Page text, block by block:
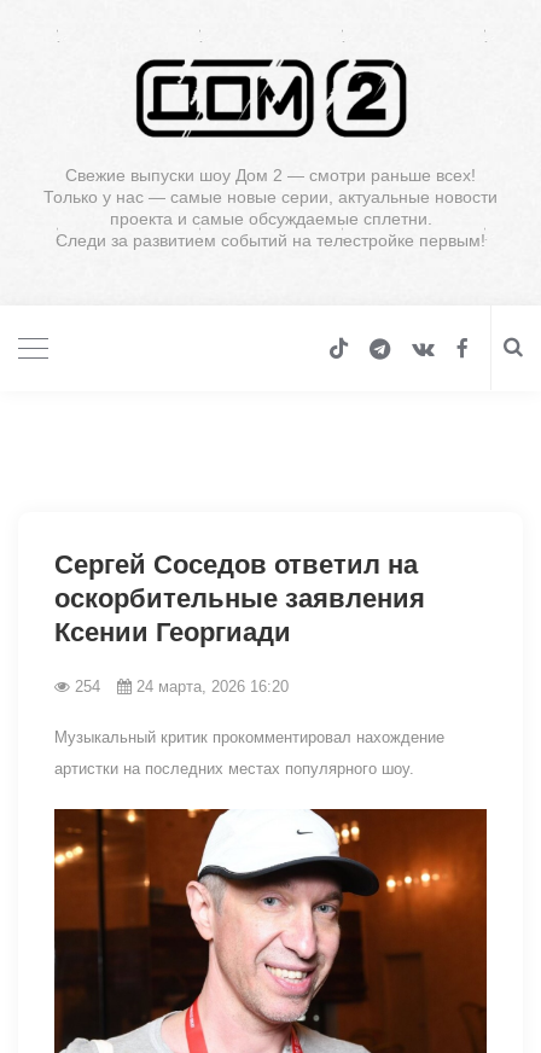
Свежие выпуски шоу Дом 2 — смотри раньше всех!
Только у нас — самые новые серии, актуальные новости
проекта и самые обсуждаемые сплетни.
Следи за развитием событий на телестройке первым!
Сергей Соседов ответил на
оскорбительные заявления
Ксении Георгиади
254 24 марта, 2026 16:20
Музыкальный критик прокомментировал нахождение
артистки на последних местах популярного шоу.